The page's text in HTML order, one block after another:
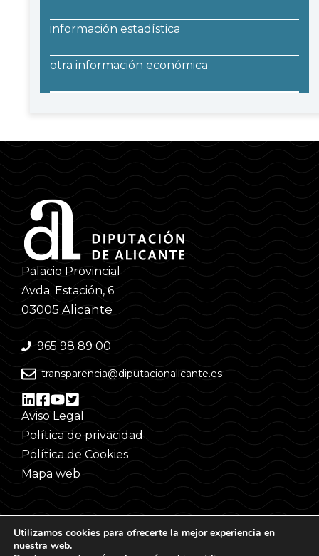
información estadística
otra información económica
Palacio Provincial
Avda. Estación, 6
03005 Alicante
965 98 89 00
transparencia@diputacionalicante.es
Aviso Legal
Política de privacidad
Política de Cookies
Mapa web
Utilizamos cookies para ofrecerte la mejor experiencia en
nuestra web.